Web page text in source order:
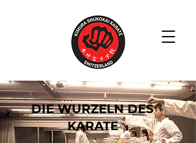
DIE WURZELN DES
KARATE